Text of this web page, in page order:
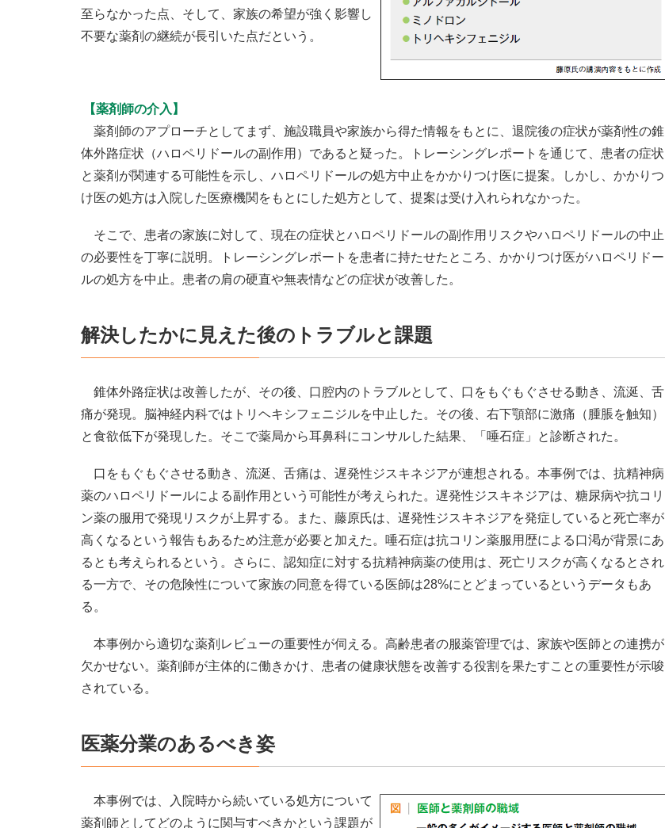
至らなかった点、そして、家族の希望が強く影響し
不要な薬剤の継続が長引いた点だという。
【薬剤師の介入】
薬剤師のアプローチとしてまず、施設職員や家族から得た情報をもとに、退院後の症状が薬剤性の錐
体外路症状（ハロペリドールの副作用）であると疑った。トレーシングレポートを通じて、患者の症状
と薬剤が関連する可能性を示し、ハロペリドールの処方中止をかかりつけ医に提案。しかし、かかりつ
け医の処方は入院した医療機関をもとにした処方として、提案は受け入れられなかった。
そこで、患者の家族に対して、現在の症状とハロペリドールの副作用リスクやハロペリドールの中止
の必要性を丁寧に説明。トレーシングレポートを患者に持たせたところ、かかりつけ医がハロペリドー
ルの処方を中止。患者の肩の硬直や無表情などの症状が改善した。
解決したかに見えた後のトラブルと課題
錐体外路症状は改善したが、その後、口腔内のトラブルとして、口をもぐもぐさせる動き、流涎、舌
痛が発現。脳神経内科ではトリヘキシフェニジルを中止した。その後、右下顎部に激痛（腫脹を触知）
と食欲低下が発現した。そこで薬局から耳鼻科にコンサルした結果、「唾石症」と診断された。
口をもぐもぐさせる動き、流涎、舌痛は、遅発性ジスキネジアが連想される。本事例では、抗精神病
薬のハロペリドールによる副作用という可能性が考えられた。遅発性ジスキネジアは、糖尿病や抗コリ
ン薬の服用で発現リスクが上昇する。また、藤原氏は、遅発性ジスキネジアを発症していると死亡率が
高くなるという報告もあるため注意が必要と加えた。唾石症は抗コリン薬服用歴による口渇が背景にあ
るとも考えられるという。さらに、認知症に対する抗精神病薬の使用は、死亡リスクが高くなるとされ
る一方で、その危険性について家族の同意を得ている医師は28%にとどまっているというデータもあ
る。
本事例から適切な薬剤レビューの重要性が伺える。高齢患者の服薬管理では、家族や医師との連携が
欠かせない。薬剤師が主体的に働きかけ、患者の健康状態を改善する役割を果たすことの重要性が示唆
されている。
医薬分業のあるべき姿
本事例では、入院時から続いている処方について
薬剤師としてどのように関与すべきかという課題が